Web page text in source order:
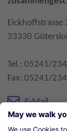
Eickhoffstrasse
33330
Tel.: 05241/
Fax: 05241/
E-Mail
Öffnungszeiten: